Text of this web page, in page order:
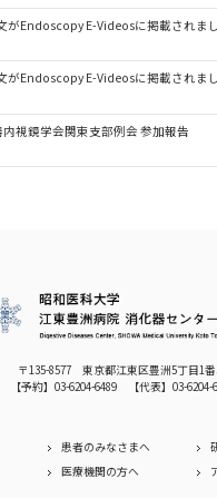
がEndoscopy E-Videosに掲載されま
がEndoscopy E-Videosに掲載されま
視鏡学会関東支部例会 参加報告
〒135-8577 東京都江東区豊洲5丁目1番
【予約】 03-6204-6489 【代表】 03-6204-
患者のみなさまへ
医療機関の方へ